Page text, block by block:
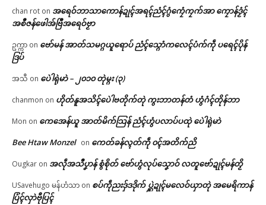
chan rot on အရေဝ်ဘာသာကောန်ဍုၚ်အရၚ်ညံၚ်ဂွံကၠေံကၠက်အာ ကၠောန်ဒၟံၚ်
အစဳဇန်ဖေါအ်ဗြဳအရေဝ်ဗၟာ
ဥက္ကာ on ဗော်မန် အာတ်သမဂ္ဂယူရောပ် ညံၚ်သ္ဂောံကလေၚ်ပံက်ကဵု ပရေၚ်ပိုန်
ဒြပ်
အသီ on ပေဲါရုဲမာဲ – ၂၀၁၀ တုဲမ္ဂး (၃)
chanmon on ဟိုတ်နူအသိၚ်ပေဲါဗတိုက်တုဲ ကွးဘာတန်တံ ဟွံဂံၚ်တိုန်ဘာ
Mon on ကေအေန်ယူ အာတ်မိက်သြန် ညံၚ်ဟွံပလာပ်ပထုဲ ပေဲါရုဲမာဲ
Bee Htaw Monzel on ကေတ်ခန်လ္ၚတ်ကဵု ၀ၚ်အတိက်ညိ
Ougkar on အလဵုအသဳပၞာန် စွံစိုတ် ဗော်ဟွံလုပ်သၞောဝ် လတူဗော်ဍုၚ်မန်တၟိ
USavehugo မန်ဟံသာ on စပ်ကဵုညးဒှ်ဒဒိုက် ပ္ဋဲဍုၚ်မလေဝ်ယှာတုဲ အမေရိကာန်
ပြံၚ်လှာဲဗီုပြၚ်